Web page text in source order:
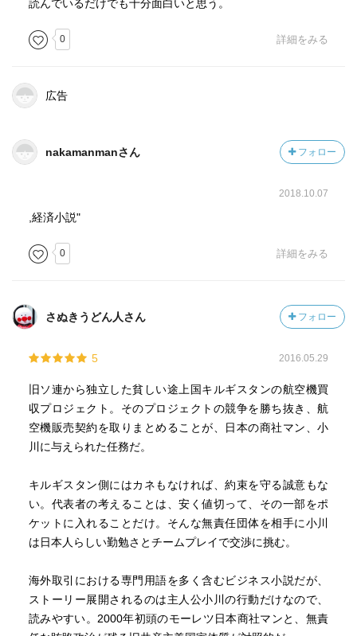
読んでいるだけでも十分面白いと思う。
0 詳細をみる
広告
nakamanmanさん フォロー
2018.10.07
,経済小説"
0 詳細をみる
さぬきうどん人さん フォロー
5 2016.05.29
旧ソ連から独立した貧しい途上国キルギスタンの航空機買
収プロジェクト。そのプロジェクトの競争を勝ち抜き、航
空機販売契約を取りまとめることが、日本の商社マン、小
川に与えられた任務だ。
キルギスタン側にはカネもなければ、約束を守る誠意もな
い。代表者の考えることは、安く値切って、その一部をポ
ケットに入れることだけ。そんな無責任団体を相手に小川
は日本人らしい勤勉さとチームプレイで交渉に挑む。
海外取引における専門用語を多く含むビジネス小説だが、
ストーリー展開されるのは主人公小川の行動だけなので、
読みやすい。2000年初頭のモーレツ日本商社マンと、無責